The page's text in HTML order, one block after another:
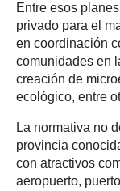
Entre esos
privado para el
en coordinación
comunidades en
creación de
ecológico, entre
La normativa no
provincia
con atractivos
aeropuerto,